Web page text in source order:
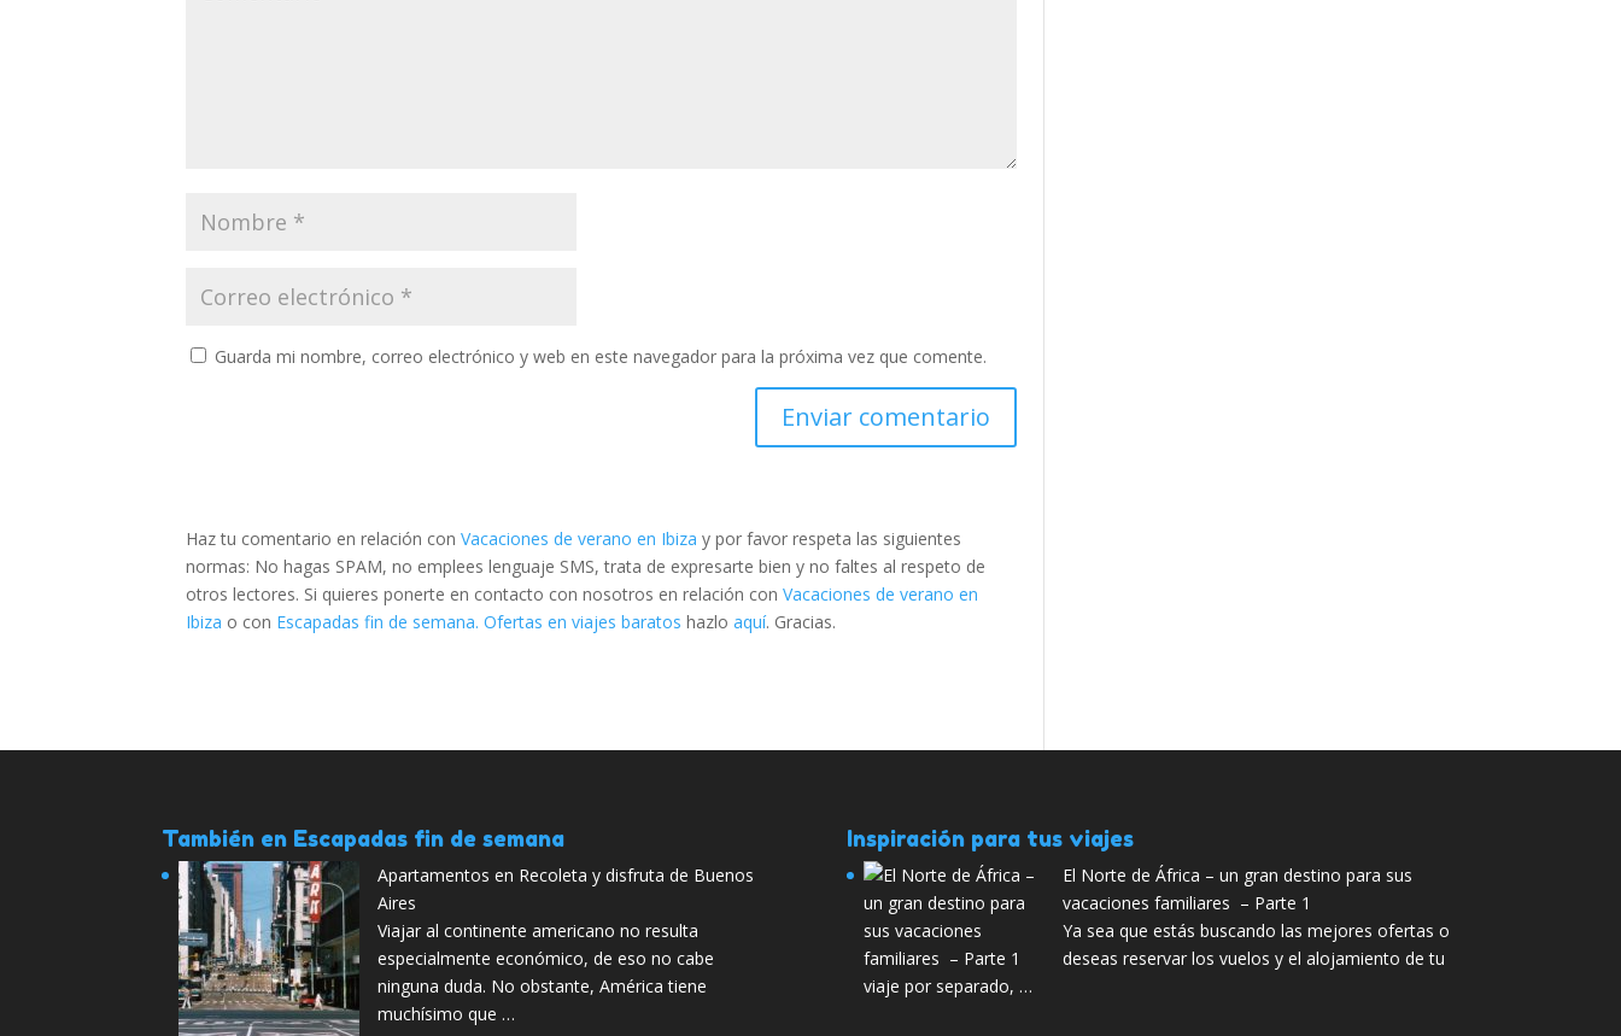
Guarda mi nombre, correo electrónico y web en este navegador para la próxima vez que comente.
Haz tu comentario en relación conVacaciones de verano en Ibiza y por favor respeta las siguientes
normas: No hagas SPAM, no emplees lenguaje SMS, trata de expresarte bien y no faltes al respeto de
otros lectores. Si quieres ponerte en contacto con nosotros en relación conVacaciones de verano en
Ibiza o con Escapadas fin de semana. Ofertas en viajes baratos hazloaquí. Gracias.
También en Escapadas fin de semana
Apartamentos en Recoleta y disfruta de Buenos
Aires
Viajar al continente americano no resulta
especialmente económico, de eso no cabe
ninguna duda. No obstante, América tiene
muchísimo que …
Inspiración para tus viajes
El Norte de África – un gran destino para sus
vacaciones familiares – Parte 1
Ya sea que estás buscando las mejores ofertas o
deseas reservar los vuelos y el alojamiento de tu
viaje por separado, …